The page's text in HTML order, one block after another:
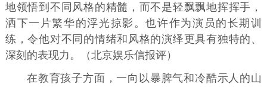
地领悟到不同风格的精髓，而不是轻飘飘地挥挥手，
洒下一片繁华的浮光掠影。也许作为演员的长期训
练，令他对不同的情绪和风格的演绎更具有独特的、
深刻的表现力。（北京娱乐信报评）
在教育孩子方面，一向以暴脾气和冷酷示人的山